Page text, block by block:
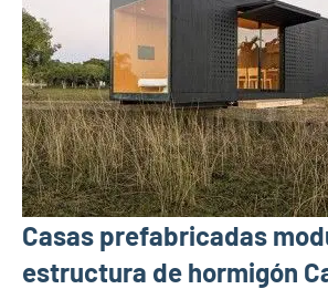
Casas prefabricadas
estructura de hormigón